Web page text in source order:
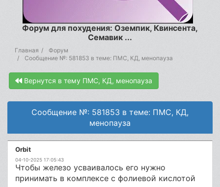
Форум для похудения: Оземпик, Квинсента,
Семавик ...
Главная
Форум
Сообщение №: 581853 в теме: ПМС, КД, менопауза
Вернутся в тему ПМС, КД, менопауза
Сообщение №: 581853 в теме: ПМС, КД,
менопауза
Orbit
04-10-2025 17:05:43
Чтобы железо усваивалось его нужно
принимать в комплексе с фолиевой кислотой